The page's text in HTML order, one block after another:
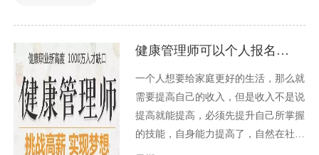
健康管理师可以个人报名吗？
一个人想要给家庭更好的生活，那么就
需要提高自己的收入，但是收入不是说
提高就能提高，必须先提升自己所掌握
的技能，自身能力提高了，自然在社会
中赚取的收入就会提高。不少了为了提